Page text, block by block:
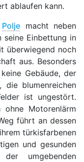
ablaufen kann.
Polje macht neben
seine Einbettung in
überwiegend noch
aus. Besonders
Gebäude, der
die blumenreichen
ist ungestört.
ohne Motorenlärm
führt an dessen
türkisfarbenen
und gesunden
umgebenden